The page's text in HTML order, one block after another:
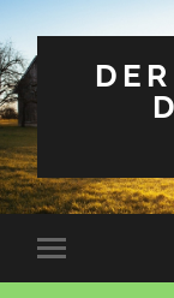
Mobile-
Menü